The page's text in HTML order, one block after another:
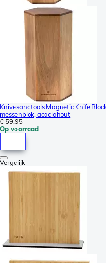
Knivesandtools Magnetic Knife
messenblok, acaciahout
€ 59,95
Op voorraad
Vergelijk